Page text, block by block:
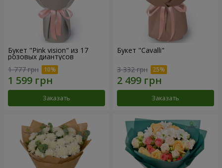
Букет "Pink vision" из 17
розовых диантусов
1 777 грн
Заказать
Букет "Cаvalli"
3 332 грн
Заказать